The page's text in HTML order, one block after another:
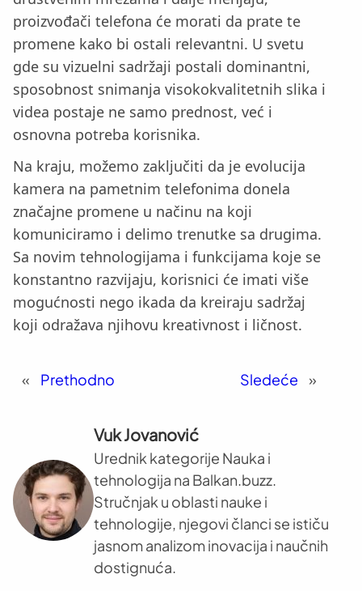
proizvođači telefona će morati da prate te
promene kako bi ostali relevantni. U svetu
gde su vizuelni sadržaji postali dominantni,
sposobnost snimanja visokokvalitetnih slika i
videa postaje ne samo prednost, već i
osnovna potreba korisnika.
Na kraju, možemo zaključiti da je evolucija
kamera na pametnim telefonima donela
značajne promene u načinu na koji
komuniciramo i delimo trenutke sa drugima.
Sa novim tehnologijama i funkcijama koje se
konstantno razvijaju, korisnici će imati više
mogućnosti nego ikada da kreiraju sadržaj
koji odražava njihovu kreativnost i ličnost.
« Prethodno Sledeće »
Vuk Jovanović
Urednik kategorije Nauka i
tehnologija na Balkan.buzz.
Stručnjak u oblasti nauke i
tehnologije, njegovi članci se ističu
jasnom analizom inovacija i naučnih
dostignuća.